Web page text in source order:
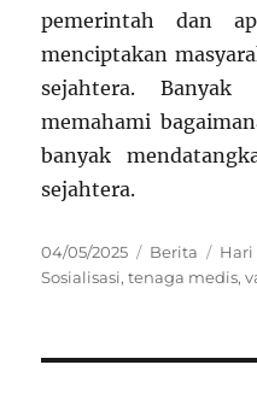
pemerintah dan
menciptakan
sejahtera. Banyak
memahami
banyak
sejahtera.
Posted
on
04/05/2025 Categories
Berita Tags
Hari
Sosialisasi,tenaga medis,